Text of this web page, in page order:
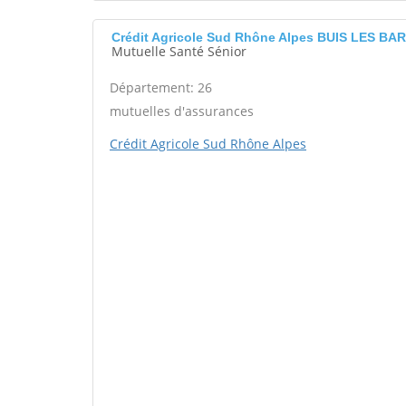
Crédit Agricole Sud Rhône Alpes BUIS LES
Mutuelle Santé Sénior
Département: 26
mutuelles d'assurances
Crédit Agricole Sud Rhône Alpes